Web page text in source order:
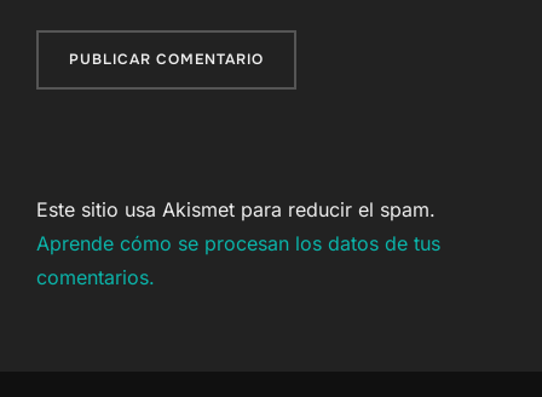
Este sitio usa Akismet para reducir el spam.
Aprende cómo se procesan los datos de tus
comentarios.